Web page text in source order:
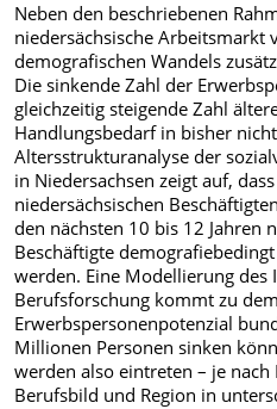
Neben den beschriebenen
niedersächsische Arbeitsmarkt
demografischen Wandels
Die sinkende Zahl der
gleichzeitig steigende Zahl
Handlungsbedarf in bisher
Altersstrukturanalyse der
in Niedersachsen zeigt auf,
niedersächsischen
den nächsten 10 bis 12 Jahren
Beschäftigte
werden. Eine Modellierung
Berufsforschung kommt zu
Erwerbspersonenpotenzial
Millionen Personen sinken
werden also eintreten – je
Berufsbild und Region in